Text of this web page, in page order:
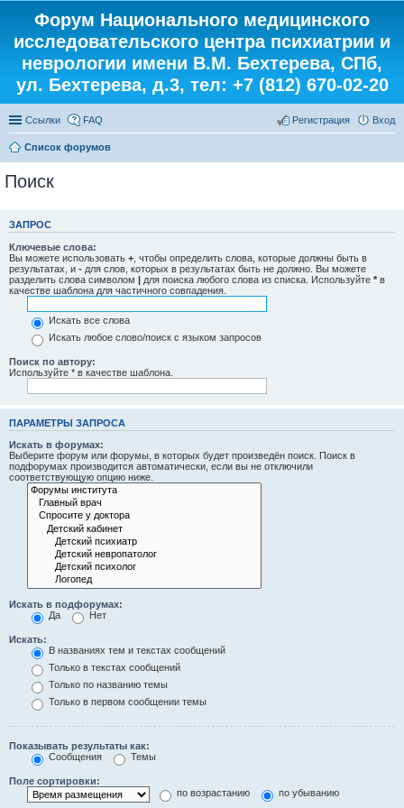
Форум Национального медицинского
исследовательского центра психиатрии и
неврологии имени В.М. Бехтерева, СПб,
ул. Бехтерева, д.3, тел: +7 (812) 670-02-20
Ссылки FAQ Вход
Регистрация
Список форумов
Поиск
ЗАПРОС
Ключевые слова:
Вы можете использовать + , чтобы определить слова, которые должны быть в
результатах, и - для слов, которых в результатах быть не должно. Вы можете
разделить слова символом | для поиска любого слова из списка. Используйте * в
качестве шаблона для частичного совпадения.
Искать все слова
Искать любое слово/поиск с языком запросов
Поиск по автору:
Используйте * в качестве шаблона.
ПАРАМЕТРЫ ЗАПРОСА
Искать в форумах:
Выберите форум или форумы, в которых будет произведён поиск. Поиск в
подфорумах производится автоматически, если вы не отключили
соответствующую опцию ниже.
Искать в подфорумах:
Да
Нет
Искать:
В названиях тем и текстах сообщений
Только в текстах сообщений
Только по названию темы
Только в первом сообщении темы
Показывать результаты как:
Сообщения
Темы
Поле сортировки:
по возрастанию
по убыванию